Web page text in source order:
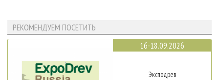
РЕКОМЕНДУЕМ ПОСЕТИТЬ
16-18.09.2026
Эксподрев